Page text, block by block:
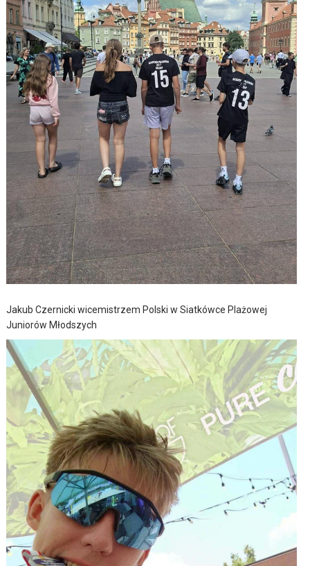
Jakub Czernicki wicemistrzem Polski w Siatkówce Plażowej
Juniorów Młodszych